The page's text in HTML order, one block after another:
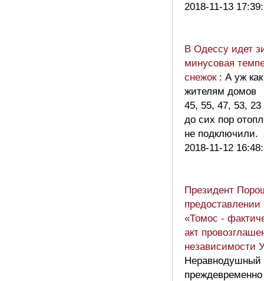
2018-11-13
В Одессу идет
минусовая
снежок : А уж
жителям домов
45, 55, 47, 53,
до сих пор
не подключили.
2018-11-12
Президент
«Томос -
акт
независимости
Неравнодушный
преждевременно